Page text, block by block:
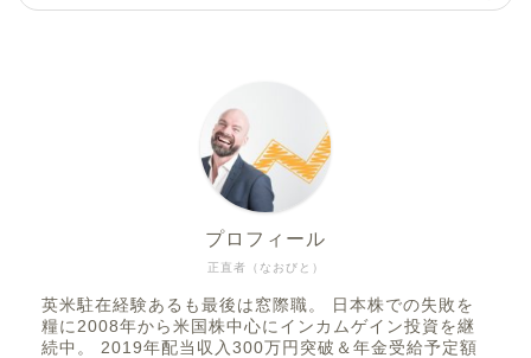
正直者（なおびと）
プロフィール
英米駐在経験あるも最後は窓際職。 日本株での失敗を
糧に2008年から米国株中心にインカムゲイン投資を継
続中。 2019年配当収入300万円突破＆年金受給予定額